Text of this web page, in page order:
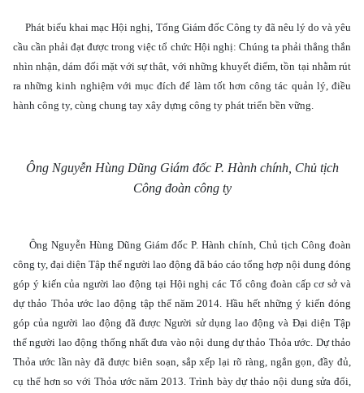
Phát biểu khai mạc Hội nghị, Tổng Giám đốc Công ty đã nêu lý do và yêu
cầu cần phải đạt được trong việc tổ chức Hội nghị: Chúng ta phải thẳng thắn
nhìn nhận, dám đối mặt với sự thât, với những khuyết điểm, tồn tại nhằm rút
ra những kinh nghiệm với mục đích để làm tốt hơn công tác quản lý, điều
hành công ty, cùng chung tay xây dựng công ty phát triển bền vững.
Ông Nguyễn Hùng Dũng Giám đốc P. Hành chính, Chủ tịch
Công đoàn công ty
Ông Nguyễn Hùng Dũng Giám đốc P. Hành chính, Chủ tịch Công đoàn
công ty, đại diện Tập thể người lao động đã báo cáo tổng hợp nội dung đóng
góp ý kiến của người lao động tại Hội nghị các Tổ công đoàn cấp cơ sở và
dự thảo Thỏa ước lao động tập thể năm 2014. Hầu hết những ý kiến đóng
góp của người lao động đã được Người sử dụng lao động và Đại diện Tập
thể người lao động thống nhất đưa vào nội dung dự thảo Thỏa ước. Dự thảo
Thỏa ước lần này đã được biên soạn, sắp xếp lại rõ ràng, ngắn gọn, đầy đủ,
cụ thể hơn so với Thỏa ước năm 2013. Trình bày dự thảo nội dung sửa đổi,